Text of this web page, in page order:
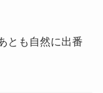
とも自然に出番